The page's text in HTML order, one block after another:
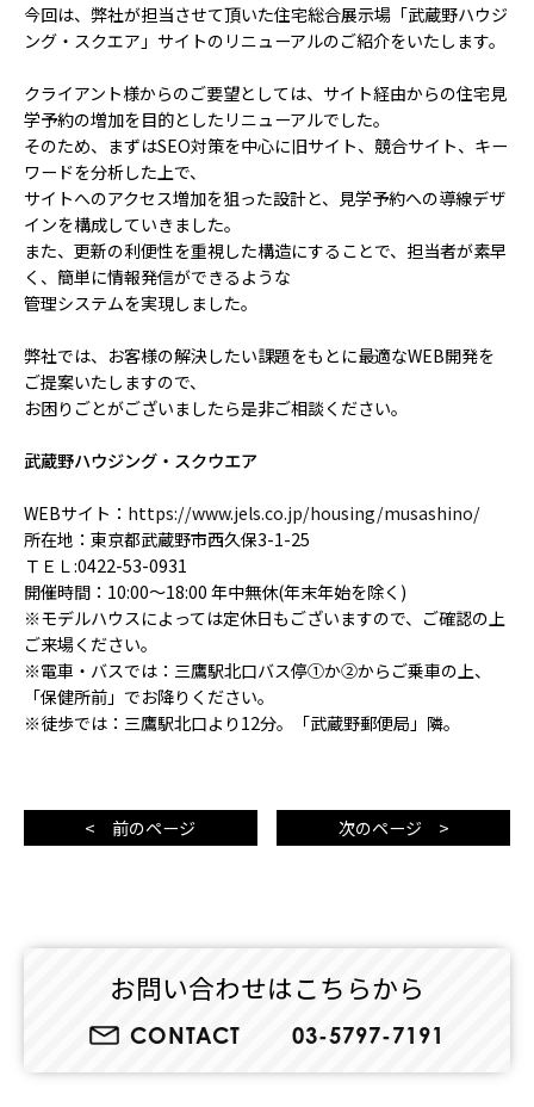
今回は、弊社が担当させて頂いた住宅総合展示場「武蔵野ハウジ
ング・スクエア」サイトのリニューアルのご紹介をいたします。
クライアント様からのご要望としては、サイト経由からの住宅見
学予約の増加を目的としたリニューアルでした。
そのため、まずはSEO対策を中心に旧サイト、競合サイト、キー
ワードを分析した上で、
サイトへのアクセス増加を狙った設計と、見学予約への導線デザ
インを構成していきました。
また、更新の利便性を重視した構造にすることで、担当者が素早
く、簡単に情報発信ができるような
管理システムを実現しました。
弊社では、お客様の解決したい課題をもとに最適なWEB開発を
ご提案いたしますので、
お困りごとがございましたら是非ご相談ください。
武蔵野ハウジング・スクウエア
WEBサイト： https://www.jels.co.jp/housing/musashino/
所在地：東京都武蔵野市西久保3-1-25
ＴＥＬ:0422-53-0931
開催時間：10:00～18:00 年中無休(年末年始を除く)
※モデルハウスによっては定休日もございますので、ご確認の上
ご来場ください。
※電車・バスでは：三鷹駅北口バス停①か②からご乗車の上、
「保健所前」でお降りください。
※徒歩では：三鷹駅北口より12分。「武蔵野郵便局」隣。
< 前のページ 次のページ >
お問い合わせはこちらから
CONTACT 03-5797-7191